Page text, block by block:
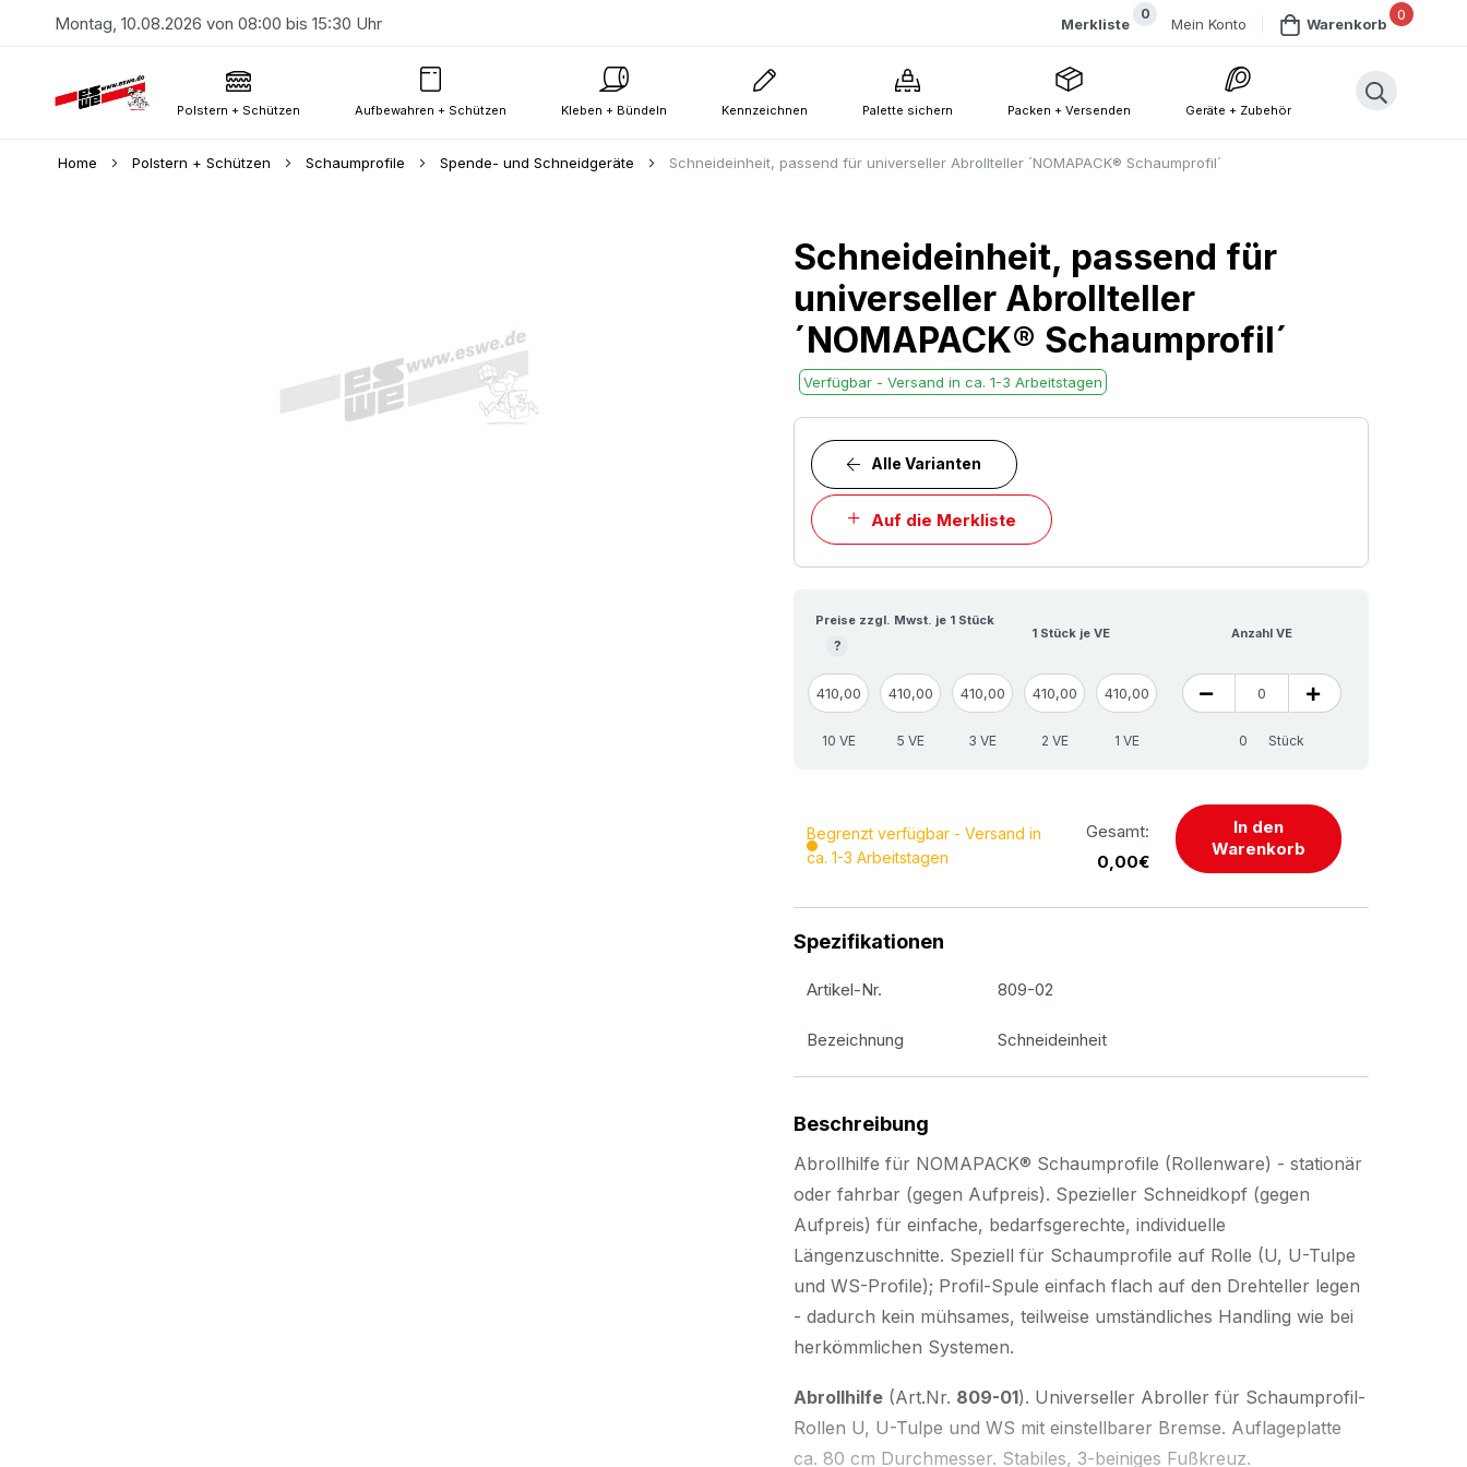
Montag, 10.08.2026 von 08:00 bis 15:30 Uhr 0
Merkliste Mein Konto
0
Warenkorb
Polstern + Schützen Aufbewahren + Schützen Kleben + Bündeln Kennzeichnen Palette sichern Packen + Versenden Geräte + Zubehör
Home Polstern + Schützen Schaumprofile Spende- und Schneidgeräte Schneideinheit, passend für universeller Abrollteller ´NOMAPACK® Schaumprofil´
Schneideinheit, passend für
universeller Abrollteller
´NOMAPACK® Schaumprofil´
Verfügbar - Versand in ca. 1-3 Arbeitstagen
Auf die Merkliste
Alle Varianten
Preise zzgl. Mwst. je 1 Stück
?
1 Stück je VE Anzahl VE
410,00 410,00 410,00 410,00 410,00
10 VE 5 VE 3 VE 2 VE 1 VE Stück
Begrenzt verfügbar - Versand in
ca. 1-3 Arbeitstagen
Gesamt:
0,00€
In den
Warenkorb
Spezifikationen
Artikel-Nr. 809-02
Bezeichnung Schneideinheit
Beschreibung
Abrollhilfe für NOMAPACK® Schaumprofile (Rollenware) - stationär
oder fahrbar (gegen Aufpreis). Spezieller Schneidkopf (gegen
Aufpreis) für einfache, bedarfsgerechte, individuelle
Längenzuschnitte. Speziell für Schaumprofile auf Rolle (U, U-Tulpe
und WS-Profile); Profil-Spule einfach flach auf den Drehteller legen
- dadurch kein mühsames, teilweise umständliches Handling wie bei
herkömmlichen Systemen.
Abrollhilfe (Art.Nr. 809-01). Universeller Abroller für Schaumprofil-
Rollen U, U-Tulpe und WS mit einstellbarer Bremse. Auflageplatte
ca. 80 cm Durchmesser. Stabiles, 3-beiniges Fußkreuz.